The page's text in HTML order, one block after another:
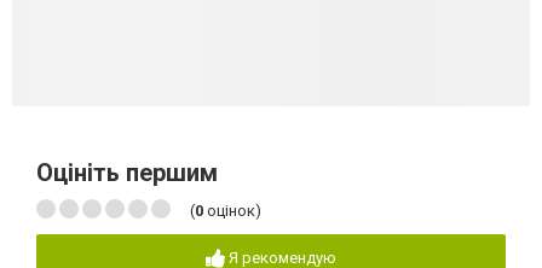
Оцініть першим
(0 оцінок)
Я рекомендую